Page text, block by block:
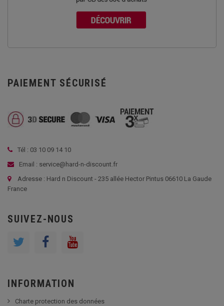
PAIEMENT SÉCURISÉ
Tél : 03 10 09 14 10
Email : service@hard-n-discount.fr
Adresse : Hard n Discount - 235 allée Hector Pintus 06610 La Gaude
France
SUIVEZ-NOUS
INFORMATION
Charte protection des données